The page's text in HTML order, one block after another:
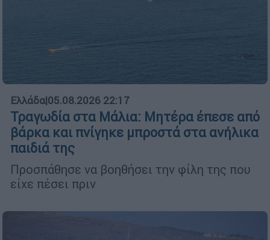
Ελλάδα|05.08.2026 22:17
Τραγωδία στα Μάλια: Μητέρα έπεσε από
βάρκα και πνίγηκε μπροστά στα ανήλικα
παιδιά της
Προσπάθησε να βοηθήσει την φίλη της που
είχε πέσει πριν